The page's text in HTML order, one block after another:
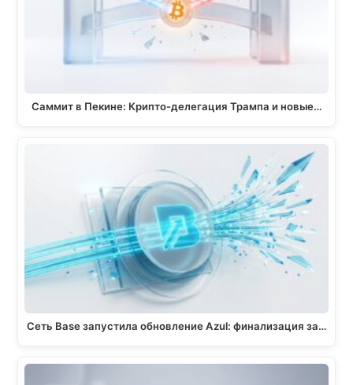
Саммит в Пекине: Крипто-делегация Трампа и новые…
Сеть Base запустила обновление Azul: финализация за…